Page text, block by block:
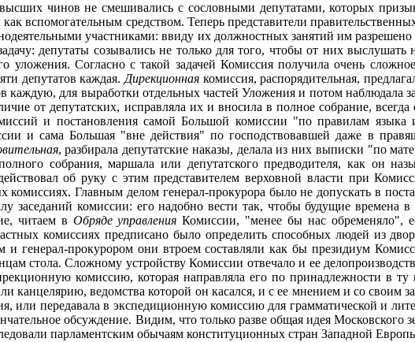
чинов не смешивались с сословными депутатами, которых
вспомогательным средством. Теперь представители
участниками: ввиду их должностных занятий им
депутаты созывались не только для того, чтобы от них
Согласно с такой задачей Комиссия получила очень
депутатов каждая. Дирекционнаякомиссия, распорядительная,
каждую, для выработки отдельных частей Уложения и потом наблюдала
от депутатских, исправляла их и вносила в полное собрание, всегда
и постановления самой Большой комиссии "по правилам
и сама Большая "вне действия" по господствовавшей даже в
, разбирала депутатские наказы, делала из них выписки "по
собрания, маршала или депутатского предводителя, как он
об руку с этим представителем верховной власти при
комиссиях. Главным делом генерал-прокурора было не допускать в
заседаний комиссии: его надобно вести так, чтобы будущие времена
читаем в Обряде управления Комиссии, "менее бы нас обременяло",
комиссиях предписано было определить способных людей из
генерал-прокурором они втроем составляли как бы президиум
стола. Сложному устройству Комиссии отвечало и ее
комиссию, которая направляла его по принадлежности в
канцелярию, ведомства которой он касался, и с ее мнением и со своим
или передавала в экспедиционную комиссию для грамматической и
обсуждение. Видим, что только разве общая идея Московского
парламентским обычаям конституционных стран Западной